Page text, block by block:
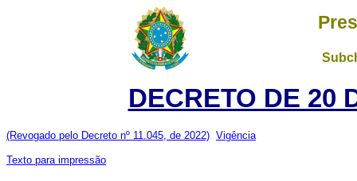
DECRETO DE 20
(Revogado pelo Decreto nº 11.045, de 2022) Vigência
Texto para impressão